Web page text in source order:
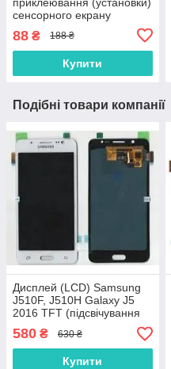
сенсорного екрану
(модуля) 15 мл
88 ₴ 188 ₴
Купити
Подібні товари компанії
Дисплей (LCD) Samsung
J510F, J510H Galaxy J5
2016 TFT (підсвічування
Оригінал) із сенсором
білий
580 ₴ 630 ₴
Купити